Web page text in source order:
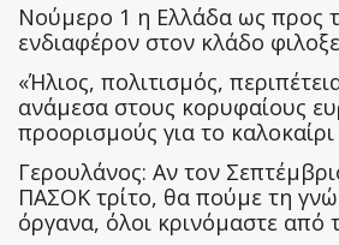
Nούμερο 1 η Ελλάδα ως προς
ενδιαφέρον στον κλάδο
«Ήλιος, πολιτισμός,
ανάμεσα στους κορυφαίους
προορισμούς για το καλοκαίρι
Γερουλάνος: Αν τον
ΠΑΣΟΚ τρίτο, θα πούμε τη
όργανα, όλοι κρινόμαστε από